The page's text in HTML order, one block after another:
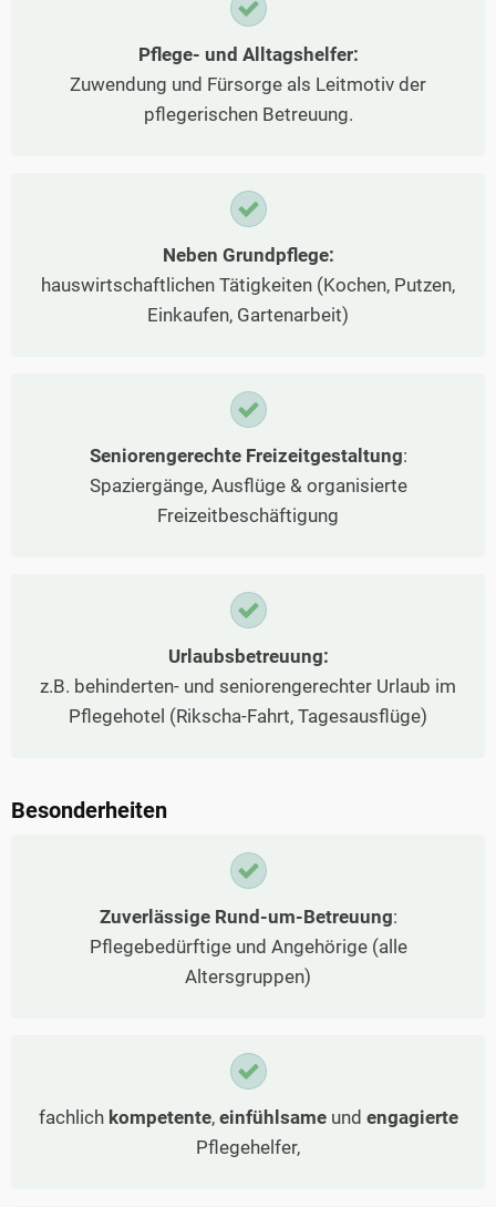
Pflege- und Alltagshelfer:
Zuwendung und Fürsorge als Leitmotiv der
pflegerischen Betreuung.
Neben Grundpflege:
hauswirtschaftlichen Tätigkeiten (Kochen, Putzen,
Einkaufen, Gartenarbeit)
Seniorengerechte Freizeitgestaltung:
Spaziergänge, Ausflüge & organisierte
Freizeitbeschäftigung
Urlaubsbetreuung:
z.B. behinderten- und seniorengerechter Urlaub im
Pflegehotel (Rikscha-Fahrt, Tagesausflüge)
Besonderheiten
Zuverlässige Rund-um-Betreuung:
Pflegebedürftige und Angehörige (alle
Altersgruppen)
fachlich kompetente, einfühlsameund engagierte
Pflegehelfer,